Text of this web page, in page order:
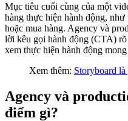
Mục tiêu cuối cùng của một
hàng thực hiện hành động,
hoặc mua hàng. Agency và
lời kêu gọi hành động (CTA)
xem thực hiện hành động
Xem thêm: Storyboard
Agency và
điểm gì?